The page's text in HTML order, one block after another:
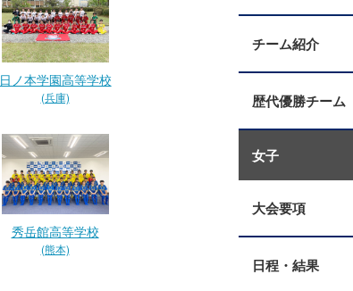
日ノ本学園高等学校
(兵庫)
秀岳館高等学校
(熊本)
チーム紹介
歴代優勝チーム
女子
大会要項
日程・結果